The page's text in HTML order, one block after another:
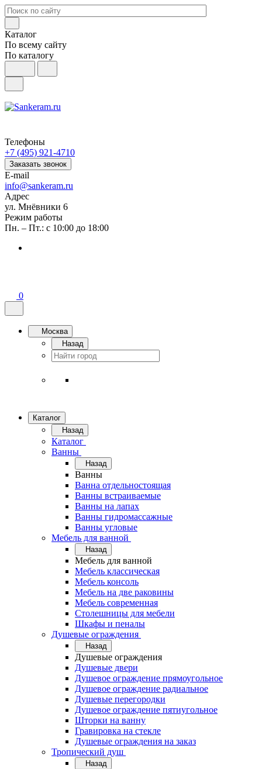
Каталог
По всему сайту
По каталогу
Телефоны
+7 (495) 921-4710
Заказать звонок
E-mail
info@sankeram.ru
Адрес
ул. Мнёвники 6
Режим работы
Пн. – Пт.: с 10:00 до 18:00
0
Москва
Назад
Каталог
Назад
Каталог
Ванны
Назад
Ванны
Ванна отдельностоящая
Ванны встраиваемые
Ванны на лапах
Ванны гидромассажные
Ванны угловые
Мебель для ванной
Назад
Мебель для ванной
Мебель классическая
Мебель консоль
Мебель на две раковины
Мебель современная
Столешницы для мебели
Шкафы и пеналы
Душевые ограждения
Назад
Душевые ограждения
Душевые двери
Душевое ограждение прямоугольное
Душевое ограждение радиальное
Душевые перегородки
Душевое ограждение пятиугольное
Шторки на ванну
Гравировка на стекле
Душевые ограждения на заказ
Тропический душ
Назад